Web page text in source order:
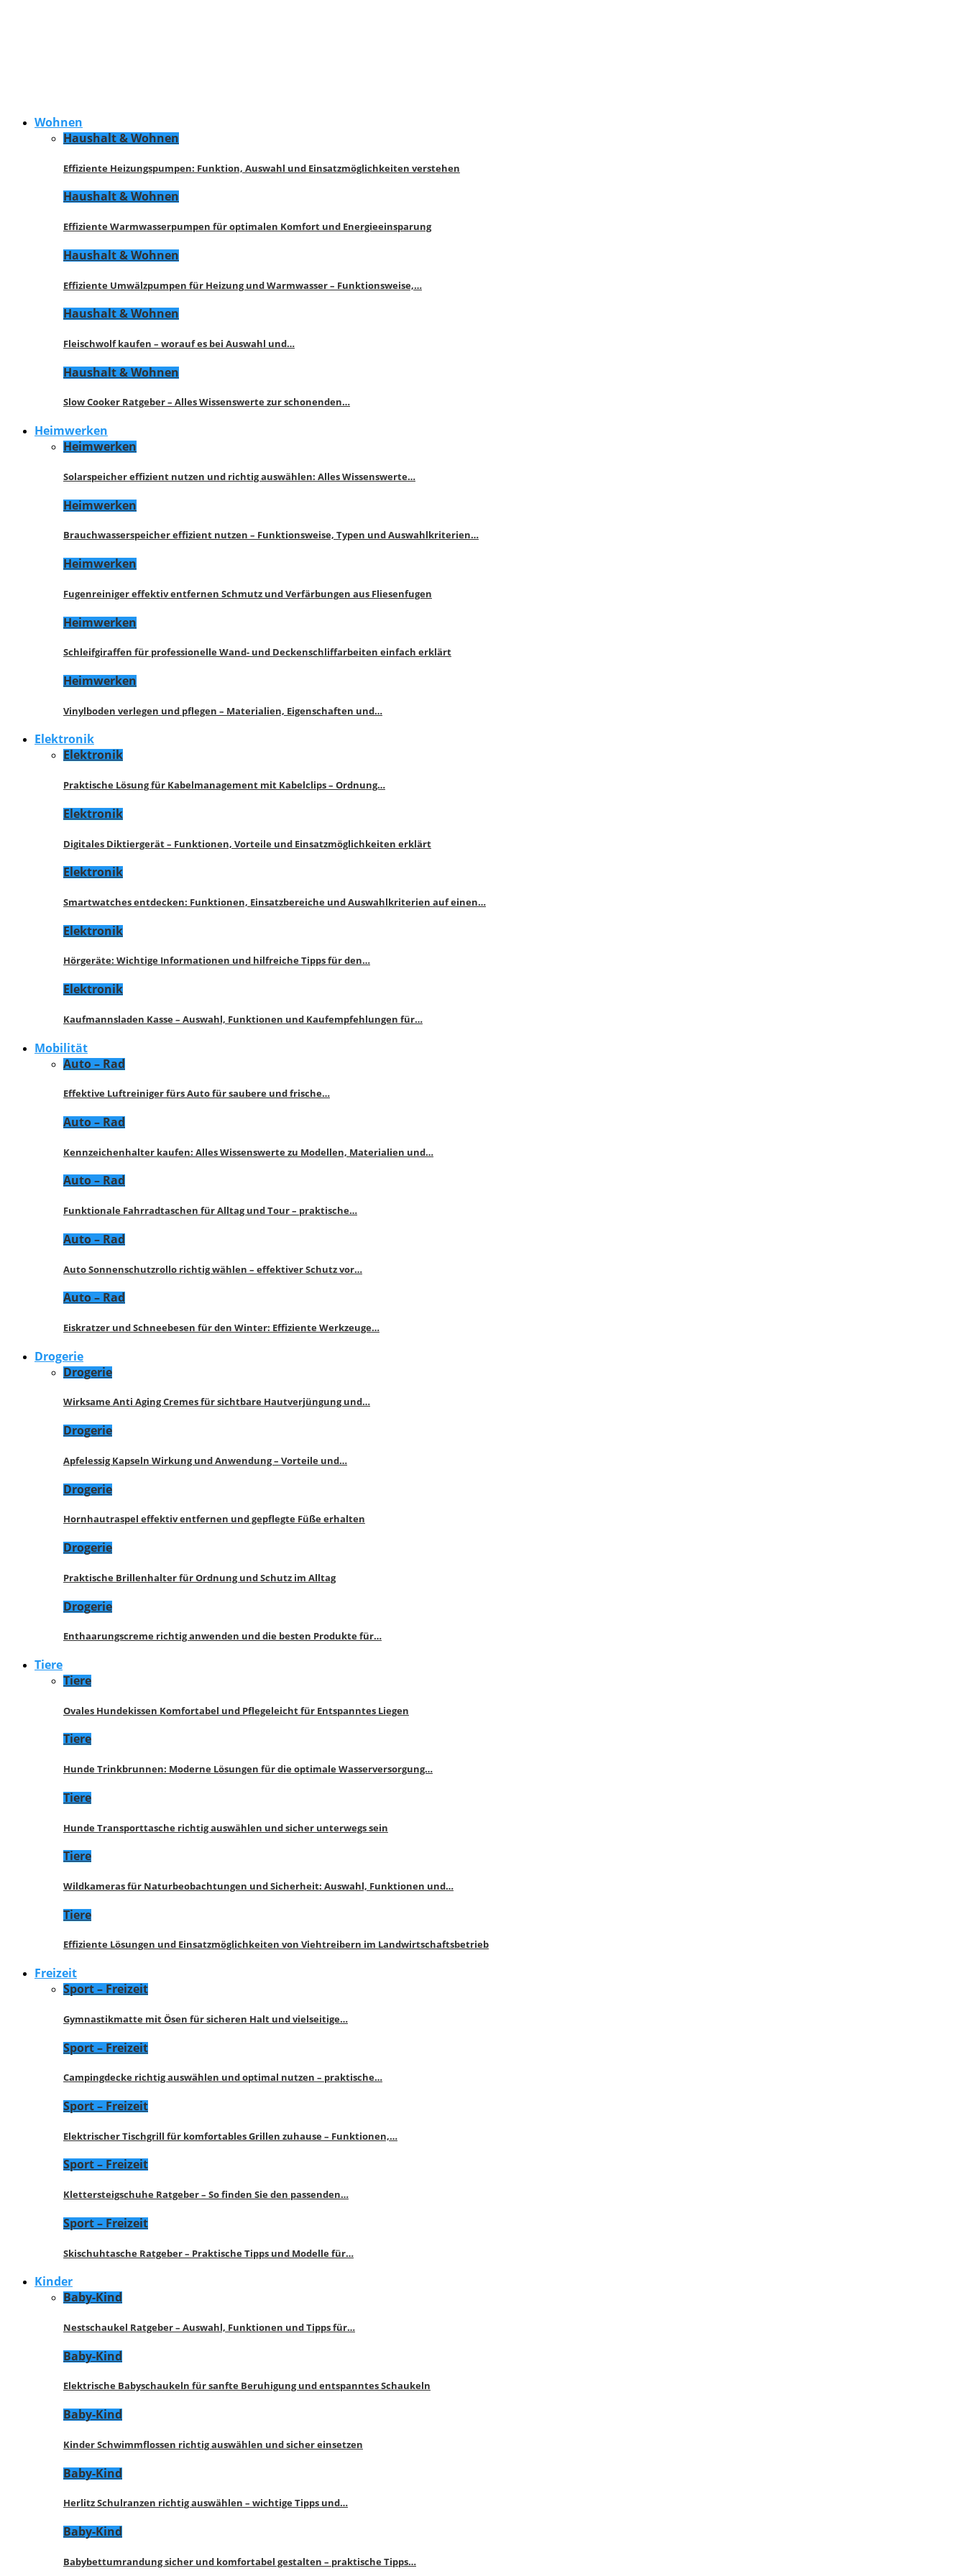
Wohnen
Haushalt & Wohnen
Effiziente Heizungspumpen: Funktion, Auswahl und Einsatzmöglichkeiten verstehen
Haushalt & Wohnen
Effiziente Warmwasserpumpen für optimalen Komfort und Energieeinsparung
Haushalt & Wohnen
Effiziente Umwälzpumpen für Heizung und Warmwasser – Funktionsweise,…
Haushalt & Wohnen
Fleischwolf kaufen – worauf es bei Auswahl und…
Haushalt & Wohnen
Slow Cooker Ratgeber – Alles Wissenswerte zur schonenden…
Heimwerken
Heimwerken
Solarspeicher effizient nutzen und richtig auswählen: Alles Wissenswerte…
Heimwerken
Brauchwasserspeicher effizient nutzen – Funktionsweise, Typen und Auswahlkriterien…
Heimwerken
Fugenreiniger effektiv entfernen Schmutz und Verfärbungen aus Fliesenfugen
Heimwerken
Schleifgiraffen für professionelle Wand- und Deckenschliffarbeiten einfach erklärt
Heimwerken
Vinylboden verlegen und pflegen – Materialien, Eigenschaften und…
Elektronik
Elektronik
Praktische Lösung für Kabelmanagement mit Kabelclips – Ordnung…
Elektronik
Digitales Diktiergerät – Funktionen, Vorteile und Einsatzmöglichkeiten erklärt
Elektronik
Smartwatches entdecken: Funktionen, Einsatzbereiche und Auswahlkriterien auf einen…
Elektronik
Hörgeräte: Wichtige Informationen und hilfreiche Tipps für den…
Elektronik
Kaufmannsladen Kasse – Auswahl, Funktionen und Kaufempfehlungen für…
Mobilität
Auto – Rad
Effektive Luftreiniger fürs Auto für saubere und frische…
Auto – Rad
Kennzeichenhalter kaufen: Alles Wissenswerte zu Modellen, Materialien und…
Auto – Rad
Funktionale Fahrradtaschen für Alltag und Tour – praktische…
Auto – Rad
Auto Sonnenschutzrollo richtig wählen – effektiver Schutz vor…
Auto – Rad
Eiskratzer und Schneebesen für den Winter: Effiziente Werkzeuge…
Drogerie
Drogerie
Wirksame Anti Aging Cremes für sichtbare Hautverjüngung und…
Drogerie
Apfelessig Kapseln Wirkung und Anwendung – Vorteile und…
Drogerie
Hornhautraspel effektiv entfernen und gepflegte Füße erhalten
Drogerie
Praktische Brillenhalter für Ordnung und Schutz im Alltag
Drogerie
Enthaarungscreme richtig anwenden und die besten Produkte für…
Tiere
Tiere
Ovales Hundekissen Komfortabel und Pflegeleicht für Entspanntes Liegen
Tiere
Hunde Trinkbrunnen: Moderne Lösungen für die optimale Wasserversorgung…
Tiere
Hunde Transporttasche richtig auswählen und sicher unterwegs sein
Tiere
Wildkameras für Naturbeobachtungen und Sicherheit: Auswahl, Funktionen und…
Tiere
Effiziente Lösungen und Einsatzmöglichkeiten von Viehtreibern im Landwirtschaftsbetrieb
Freizeit
Sport – Freizeit
Gymnastikmatte mit Ösen für sicheren Halt und vielseitige…
Sport – Freizeit
Campingdecke richtig auswählen und optimal nutzen – praktische…
Sport – Freizeit
Elektrischer Tischgrill für komfortables Grillen zuhause – Funktionen,…
Sport – Freizeit
Klettersteigschuhe Ratgeber – So finden Sie den passenden…
Sport – Freizeit
Skischuhtasche Ratgeber – Praktische Tipps und Modelle für…
Kinder
Baby-Kind
Nestschaukel Ratgeber – Auswahl, Funktionen und Tipps für…
Baby-Kind
Elektrische Babyschaukeln für sanfte Beruhigung und entspanntes Schaukeln
Baby-Kind
Kinder Schwimmflossen richtig auswählen und sicher einsetzen
Baby-Kind
Herlitz Schulranzen richtig auswählen – wichtige Tipps und…
Baby-Kind
Babybettumrandung sicher und komfortabel gestalten – praktische Tipps…